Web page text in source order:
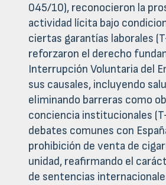
045/10), reconocieron la
actividad lícita bajo
ciertas garantías laborales
reforzaron el derecho
Interrupción Voluntaria del
sus causales, incluyendo
eliminando barreras como
conciencia institucionales
debates comunes con
prohibición de venta de
unidad, reafirmando el
de sentencias